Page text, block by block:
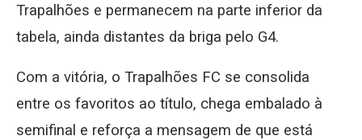
Trapalhões e permanecem na parte inferior da
tabela, ainda distantes da briga pelo G4.
Com a vitória, o Trapalhões FC se consolida
entre os favoritos ao título, chega embalado à
semifinal e reforça a mensagem de que está